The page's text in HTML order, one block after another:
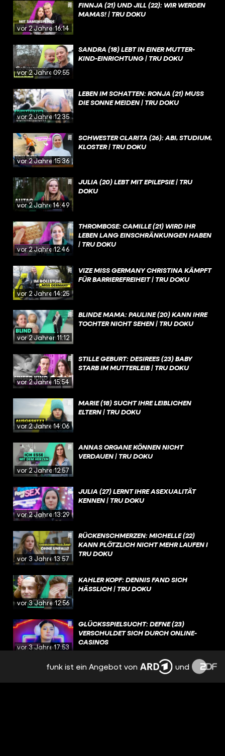
vor 2 Jahren16:14
FINNJA (21) UND JILL (22): WIR WERDEN
MAMAS! | TRU DOKU
vor 2 Jahren09:55
SANDRA (18) LEBT IN EINER MUTTER-
KIND-EINRICHTUNG | TRU DOKU
vor 2 Jahren12:35
LEBEN IM SCHATTEN: RONJA (21) MUSS
DIE SONNE MEIDEN | TRU DOKU
vor 2 Jahren15:36
SCHWESTER CLARITA (26): ABI, STUDIUM,
KLOSTER | TRU DOKU
vor 2 Jahren14:49
JULIA (20) LEBT MIT EPILEPSIE | TRU
DOKU
vor 2 Jahren12:46
THROMBOSE: CAMILLE (21) WIRD IHR
LEBEN LANG EINSCHRÄNKUNGEN HABEN
| TRU DOKU
vor 2 Jahren14:25
VIZE MISS GERMANY CHRISTINA KÄMPFT
FÜR BARRIEREFREIHEIT | TRU DOKU
vor 2 Jahren11:12
BLINDE MAMA: PAULINE (20) KANN IHRE
TOCHTER NICHT SEHEN | TRU DOKU
vor 2 Jahren15:54
STILLE GEBURT: DESIREES (23) BABY
STARB IM MUTTERLEIB | TRU DOKU
vor 2 Jahren14:06
MARIE (18) SUCHT IHRE LEIBLICHEN
ELTERN | TRU DOKU
vor 2 Jahren12:57
ANNAS ORGANE KÖNNEN NICHT
VERDAUEN | TRU DOKU
vor 2 Jahren13:29
JULIA (27) LERNT IHRE ASEXUALITÄT
KENNEN | TRU DOKU
vor 3 Jahren13:57
RÜCKENSCHMERZEN: MICHELLE (22)
KANN PLÖTZLICH NICHT MEHR LAUFEN I
TRU DOKU
vor 3 Jahren12:56
KAHLER KOPF: DENNIS FAND SICH
HÄSSLICH | TRU DOKU
vor 3 Jahren17:53
GLÜCKSSPIELSUCHT: DEFNE (23)
VERSCHULDET SICH DURCH ONLINE-
CASINOS
AZIZ (17) BEWÄLTIGT SEINEN ALLTAG MIT
funk ist ein Angebot von und